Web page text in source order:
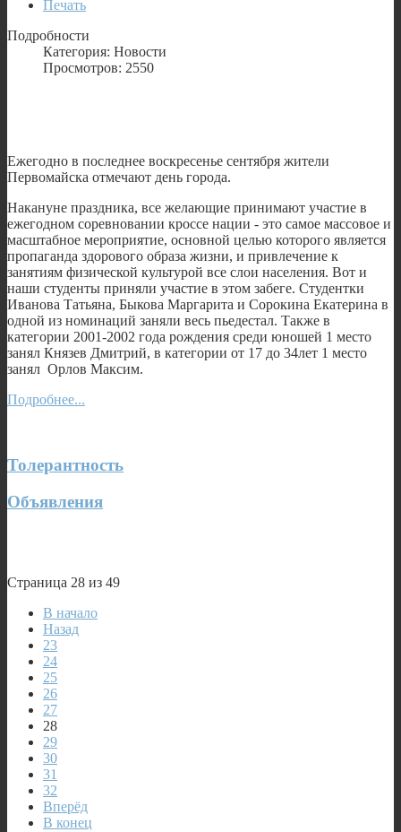
Печать
Подробности
Категория: Новости
Просмотров: 2550
Ежегодно в последнее воскресенье сентября жители
Первомайска отмечают день города.
Накануне праздника, все желающие принимают участие в
ежегодном соревновании кроссе нации - это самое массовое и
масштабное мероприятие, основной целью которого является
пропаганда здорового образа жизни, и привлечение к
занятиям физической культурой все слои населения. Вот и
наши студенты приняли участие в этом забеге. Студентки
Иванова Татьяна, Быкова Маргарита и Сорокина Екатерина в
одной из номинаций заняли весь пьедестал. Также в
категории 2001-2002 года рождения среди юношей 1 место
занял Князев Дмитрий, в категории от 17 до 34лет 1 место
занял Орлов Максим.
Подробнее...
Толерантность
Объявления
Страница 28 из 49
В начало
Назад
23
24
25
26
27
28
29
30
31
32
Вперёд
В конец